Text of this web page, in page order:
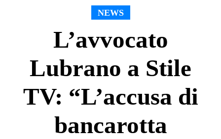
NEWS
L’avvocato
Lubrano a Stile
TV: “L’accusa di
bancarotta